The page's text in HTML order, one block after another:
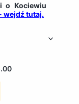
o Kociewiu
wejdź tutaj.